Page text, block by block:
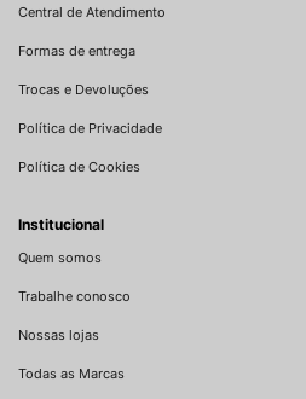
Central de Atendimento
Formas de entrega
Trocas e Devoluções
Política de Privacidade
Política de Cookies
Institucional
Quem somos
Trabalhe conosco
Nossas lojas
Todas as Marcas